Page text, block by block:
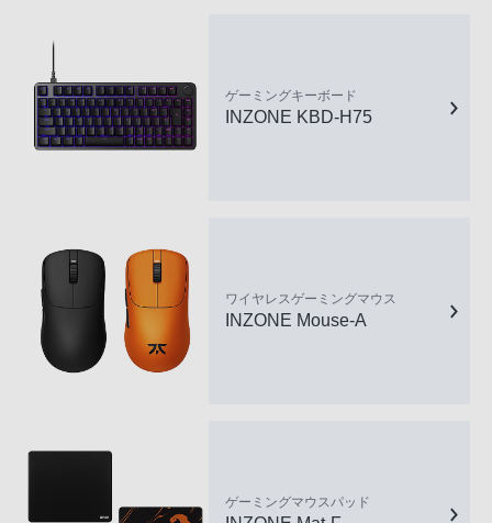
ゲーミングキーボード
INZONE KBD-H75
ワイヤレスゲーミングマウス
INZONE Mouse-A
ゲーミングマウスパッド